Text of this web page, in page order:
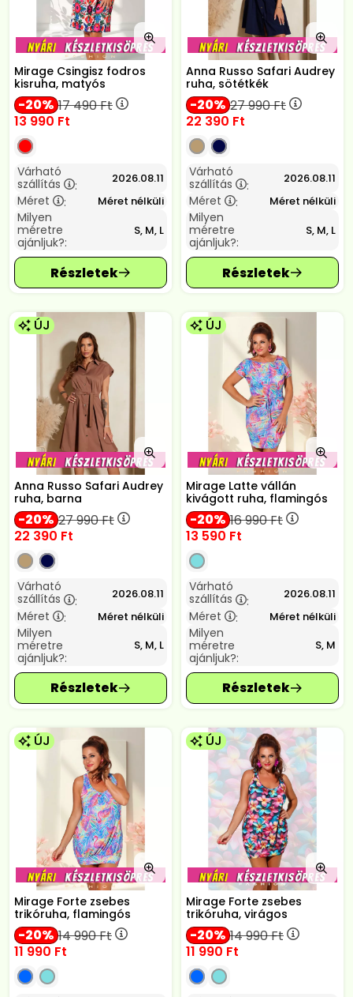
Mirage Csingisz fodros
kisruha, matyós
20 17 490Ft
13 990 Ft
Várható
szállítás
: 2026.08.11
Méret : Méret nélküli
Milyen
méretre
ajánljuk?:
S, M, L
Anna Russo Safari Audrey
ruha, sötétkék
20 27 990Ft
22 390 Ft
Várható
szállítás
: 2026.08.11
Méret : Méret nélküli
Milyen
méretre
ajánljuk?:
S, M, L
ÚJ
Anna Russo Safari Audrey
ruha, barna
20 27 990Ft
22 390 Ft
Várható
szállítás
: 2026.08.11
Méret : Méret nélküli
Milyen
méretre
ajánljuk?:
S, M, L
ÚJ
Mirage Latte vállán
kivágott ruha, flamingós
20 16 990Ft
13 590 Ft
Várható
szállítás
: 2026.08.11
Méret : Méret nélküli
Milyen
méretre
ajánljuk?:
S, M
ÚJ
Mirage Forte zsebes
trikóruha, flamingós
20 14 990Ft
11 990 Ft
ÚJ
Mirage Forte zsebes
trikóruha, virágos
20 14 990Ft
11 990 Ft